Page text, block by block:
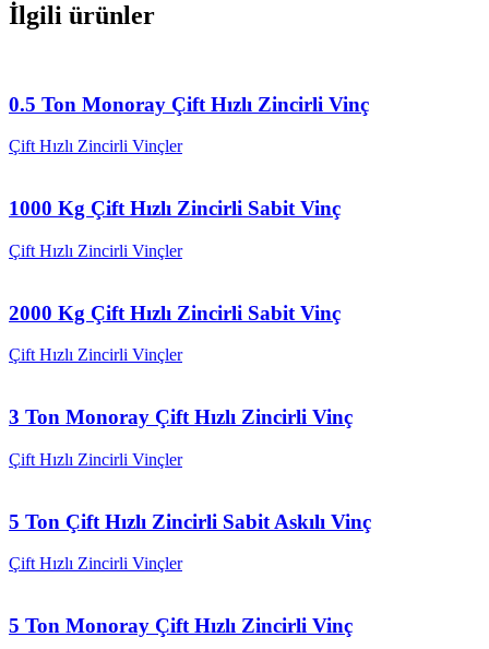
İlgili ürünler
0.5 Ton Monoray Çift Hızlı Zincirli Vinç
Çift Hızlı Zincirli Vinçler
1000 Kg Çift Hızlı Zincirli Sabit Vinç
Çift Hızlı Zincirli Vinçler
2000 Kg Çift Hızlı Zincirli Sabit Vinç
Çift Hızlı Zincirli Vinçler
3 Ton Monoray Çift Hızlı Zincirli Vinç
Çift Hızlı Zincirli Vinçler
5 Ton Çift Hızlı Zincirli Sabit Askılı Vinç
Çift Hızlı Zincirli Vinçler
5 Ton Monoray Çift Hızlı Zincirli Vinç